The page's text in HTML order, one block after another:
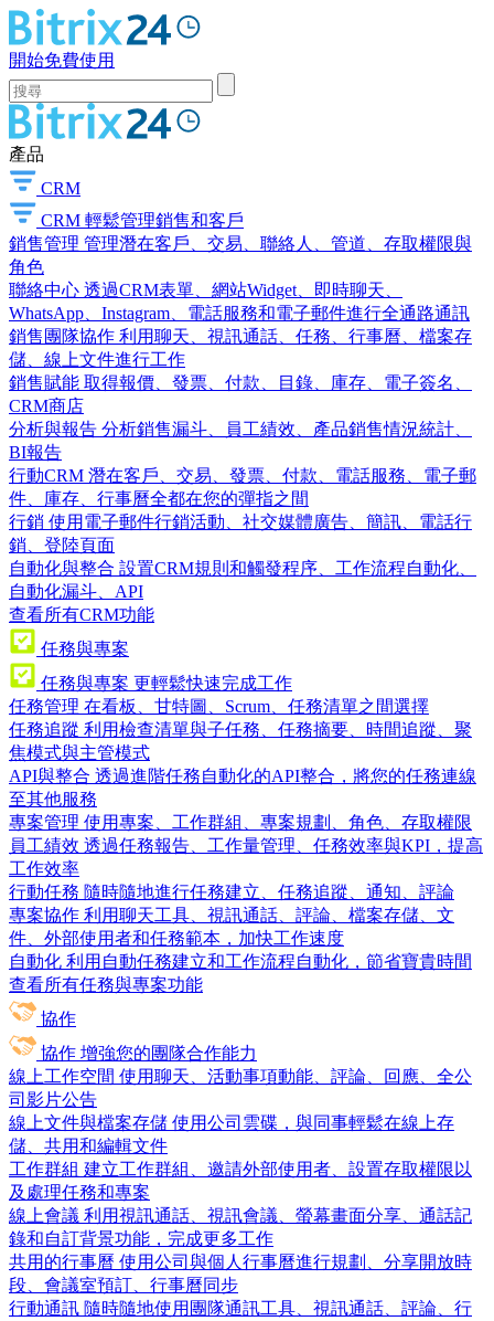
開始免費使用
產品
CRM
CRM 輕鬆管理銷售和客戶
銷售管理 管理潛在客戶、交易、聯絡人、管道、存取權限與
角色
聯絡中心 透過CRM表單、網站Widget、即時聊天、
WhatsApp、Instagram、電話服務和電子郵件進行全通路通訊
銷售團隊協作 利用聊天、視訊通話、任務、行事曆、檔案存
儲、線上文件進行工作
銷售賦能 取得報價、發票、付款、目錄、庫存、電子簽名、
CRM商店
分析與報告 分析銷售漏斗、員工績效、產品銷售情況統計、
BI報告
行動CRM 潛在客戶、交易、發票、付款、電話服務、電子郵
件、庫存、行事曆全都在您的彈指之間
行銷 使用電子郵件行銷活動、社交媒體廣告、簡訊、電話行
銷、登陸頁面
自動化與整合 設置CRM規則和觸發程序、工作流程自動化、
自動化漏斗、API
查看所有CRM功能
任務與專案
任務與專案 更輕鬆快速完成工作
任務管理 在看板、甘特圖、Scrum、任務清單之間選擇
任務追蹤 利用檢查清單與子任務、任務摘要、時間追蹤、聚
焦模式與主管模式
API與整合 透過進階任務自動化的API整合，將您的任務連線
至其他服務
專案管理 使用專案、工作群組、專案規劃、角色、存取權限
員工績效 透過任務報告、工作量管理、任務效率與KPI，提高
工作效率
行動任務 隨時隨地進行任務建立、任務追蹤、通知、評論
專案協作 利用聊天工具、視訊通話、評論、檔案存儲、文
件、外部使用者和任務範本，加快工作速度
自動化 利用自動任務建立和工作流程自動化，節省寶貴時間
查看所有任務與專案功能
協作
協作 增強您的團隊合作能力
線上工作空間 使用聊天、活動事項動能、評論、回應、全公
司影片公告
線上文件與檔案存儲 使用公司雲碟，與同事輕鬆在線上存
儲、共用和編輯文件
工作群組 建立工作群組、邀請外部使用者、設置存取權限以
及處理任務和專案
線上會議 利用視訊通話、視訊會議、螢幕畫面分享、通話記
錄和自訂背景功能，完成更多工作
共用的行事曆 使用公司與個人行事曆進行規劃、分享開放時
段、會議室預訂、行事曆同步
行動通訊 隨時隨地使用團隊通訊工具、視訊通話、評論、行